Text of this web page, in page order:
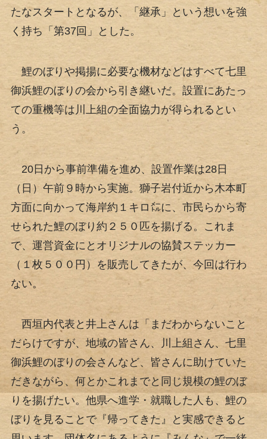
たなスタートとなるが、「継承」という想いを強
く持ち「第37回」とした。
鯉のぼりや掲揚に必要な機材などはすべて七里
御浜鯉のぼりの会から引き継いだ。設置にあたっ
ての重機等は川上組の全面協力が得られるとい
う。
20日から事前準備を進め、設置作業は28日
（日）午前９時から実施。獅子岩付近から木本町
方面に向かって海岸約１キロ㍍に、市民らから寄
せられた鯉のぼり約２５０匹を揚げる。これま
で、運営資金にとオリジナルの協賛ステッカー
（１枚５００円）を販売してきたが、今回は行わ
ない。
西垣内代表と井上さんは「まだわからないこと
だらけですが、地域の皆さん、川上組さん、七里
御浜鯉のぼりの会さんなど、皆さんに助けていた
だきながら、何とかこれまでと同じ規模の鯉のぼ
りを揚げたい。他県へ進学・就職した人も、鯉の
ぼりを見ることで『帰ってきた』と実感できると